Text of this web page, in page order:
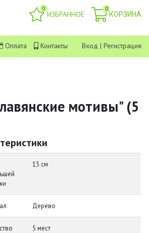
0
ИЗБРАННОЕ
0
КОРЗИНА
Оплата Контакты Вход | Регистрация
мотивы" (5
15 см
Дерево
5 мест